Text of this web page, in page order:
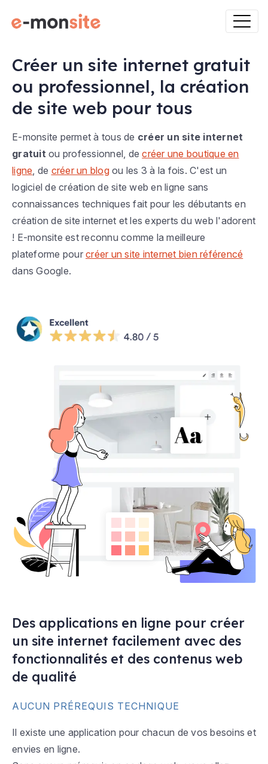
Créer un site internet gratuit
ou professionnel, la création
de site web pour tous
E-monsite permet à tous de créer un site internet
gratuit ou professionnel, decréer une boutique en
ligne , de créer un blogou les 3 à la fois. C'est un
logiciel de création de site web en ligne sans
connaissances techniques fait pour les débutants en
création de site internet et les experts du web l'adorent
! E-monsite est reconnu comme la meilleure
plateforme pour créer un site internet bien référencé
dans Google.
Des applications en ligne pour créer
un site internet facilement avec des
fonctionnalités et des contenus web
de qualité
AUCUN PRÉREQUIS TECHNIQUE
Il existe une application pour chacun de vos besoins et
envies en ligne.